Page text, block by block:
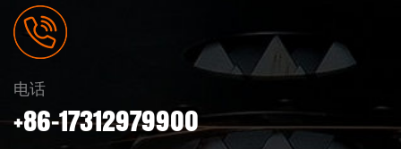
电话
+86-17312979900